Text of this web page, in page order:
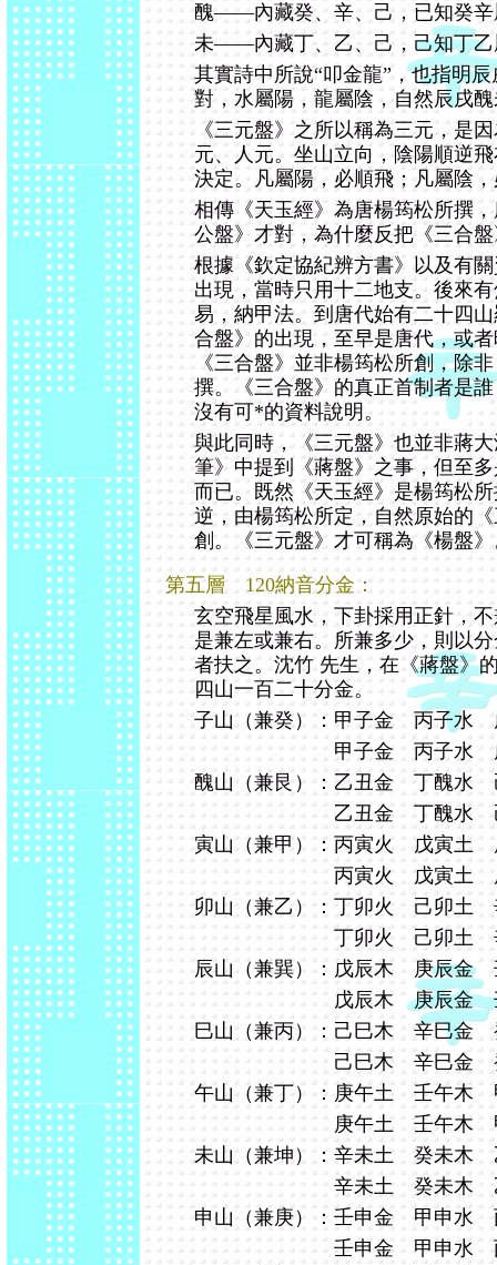
醜――內藏癸、辛、己，已知癸辛
未――內藏丁、乙、己，己知丁乙
其實詩中所說“叩金龍”，也指明
對，水屬陽，龍屬陰，自然辰戌
《三元盤》之所以稱為三元，是
元、人元。坐山立向，陰陽順逆
決定。凡屬陽，必順飛；凡屬陰
相傳《天玉經》為唐楊筠松所撰
公盤》才對，為什麼反把《三合
根據《欽定協紀辨方書》以及有
出現，當時只用十二地支。後來
易，納甲法。到唐代始有二十四
合盤》的出現，至早是唐代，或
《三合盤》並非楊筠松所創，除
撰。《三合盤》的真正首制者是
沒有可*的資料說明。
與此同時，《三元盤》也並非蔣
筆》中提到《蔣盤》之事，但至
而已。既然《天玉經》是楊筠松
逆，由楊筠松所定，自然原始的
創。《三元盤》才可稱為《楊盤
第五層 120納音分金：
玄空飛星風水，下卦採用正針，
是兼左或兼右。所兼多少，則以
者扶之。沈竹 先生，在《蔣盤》
四山一百二十分金。
子山（兼癸）：甲子金 丙子
甲子金 丙子水 戊子
醜山（兼艮）：乙丑金 丁醜
乙丑金 丁醜水 己醜
寅山（兼甲）：丙寅火 戊寅
丙寅火 戊寅土 庚寅
卯山（兼乙）：丁卯火 己卯
丁卯火 己卯土 辛卯
辰山（兼巽）：戊辰木 庚辰
戊辰木 庚辰金 壬辰
巳山（兼丙）：己巳木 辛巳
己巳木 辛巳金 癸巳
午山（兼丁）：庚午土 壬午
庚午土 壬午木 甲午
未山（兼坤）：辛未土 癸未
辛未土 癸未木 乙未
申山（兼庚）：壬申金 甲申
壬申金 甲申水 丙申